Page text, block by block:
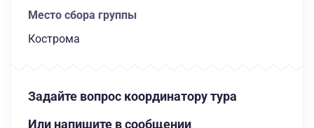
Место сбора группы
Кострома
Задайте вопрос координатору тура
Или напишите в сообщении